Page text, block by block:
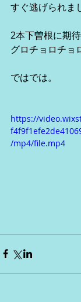
すぐ逃げられま
2本下曽根に期
グロチョロチョ
ではでは。
https://
/mp4/file.mp4